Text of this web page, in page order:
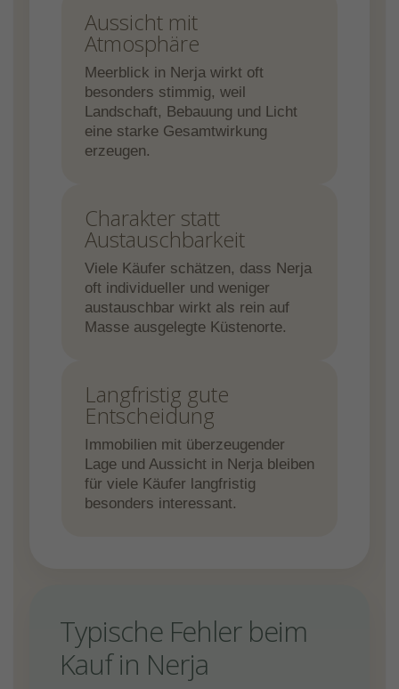
Aussicht mit
Atmosphäre
Meerblick in Nerja wirkt oft
besonders stimmig, weil
Landschaft, Bebauung und Licht
eine starke Gesamtwirkung
erzeugen.
Charakter statt
Austauschbarkeit
Viele Käufer schätzen, dass Nerja
oft individueller und weniger
austauschbar wirkt als rein auf
Masse ausgelegte Küstenorte.
Langfristig gute
Entscheidung
Immobilien mit überzeugender
Lage und Aussicht in Nerja bleiben
für viele Käufer langfristig
besonders interessant.
Typische Fehler beim
Kauf in Nerja